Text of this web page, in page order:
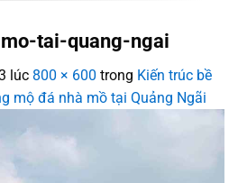
tai-quang-ngai
lúc 800 × 600 trong Kiến trúc bề
mộ đá nhà mồ tại Quảng Ngãi